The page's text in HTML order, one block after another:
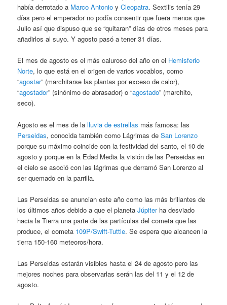
había derrotado a Marco Antonio yCleopatra. Sextilis tenía 29
días pero el emperador no podía consentir que fuera menos que
Julio así que dispuso que se “quitaran” días de otros meses para
añadirlos al suyo. Y agosto pasó a tener 31 días.
El mes de agosto es el más caluroso del año en el Hemisferio
Norte, lo que está en el origen de varios vocablos, como
“agostar” (marchitarse las plantas por exceso de calor),
“agostador” (sinónimo de abrasador) o “agostado” (marchito,
seco).
Agosto es el mes de lalluvia de estrellas más famosa: las
Perseidas, conocida también como Lágrimas deSan Lorenzo
porque su máximo coincide con la festividad del santo, el 10 de
agosto y porque en la Edad Media la visión de las Perseidas en
el cielo se asoció con las lágrimas que derramó San Lorenzo al
ser quemado en la parrilla.
Las Perseidas se anuncian este año como las más brillantes de
los últimos años debido a que el planetaJúpiterha desviado
hacia la Tierra una parte de las partículas del cometa que las
produce, el cometa 109P/Swift-Tuttle. Se espera que alcancen la
tierra 150-160 meteoros/hora.
Las Perseidas estarán visibles hasta el 24 de agosto pero las
mejores noches para observarlas serán las del 11 y el 12 de
agosto.